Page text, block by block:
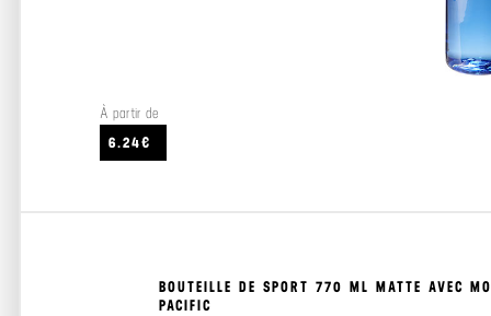
À partir de
6.24€
BOUTEILLE DE SPORT 770 ML MATTE AVEC
PACIFIC